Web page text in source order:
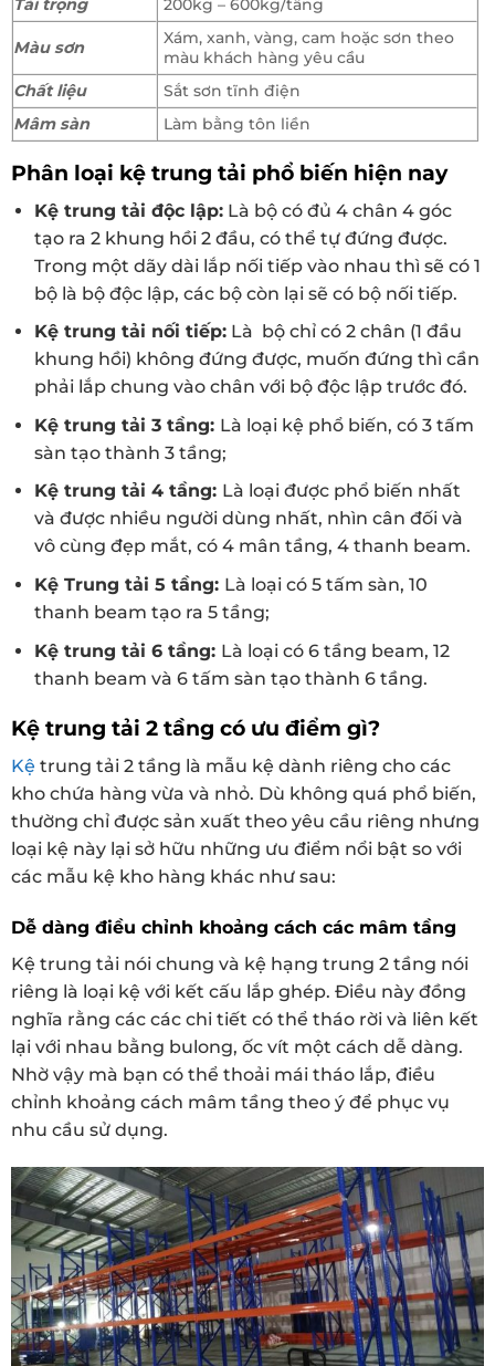
Tải trọng 200kg – 600kg/tầng
Màu sơn
Xám, xanh, vàng, cam hoặc sơn theo
màu khách hàng yêu cầu
Chất liệu
Sắt sơn tĩnh điện
Mâm sàn
Làm bằng tôn liền
Phân loại kệ trung tải phổ biến hiện nay
Kệ trung tải độc lập:Là bộ có đủ 4 chân 4 góc
tạo ra 2 khung hồi 2 đầu, có thể tự đứng được.
Trong một dãy dài lắp nối tiếp vào nhau thì sẽ có 1
bộ là bộ độc lập, các bộ còn lại sẽ có bộ nối tiếp.
Kệ trung tải nối tiếp:Là bộ chỉ có 2 chân (1 đầu
khung hồi) không đứng được, muốn đứng thì cần
phải lắp chung vào chân với bộ độc lập trước đó.
Kệ trung tải 3 tầng: Là loại kệ phổ biến, có 3 tấm
sàn tạo thành 3 tầng;
Kệ trung tải 4 tầng: Là loại được phổ biến nhất
và được nhiều người dùng nhất, nhìn cân đối và
vô cùng đẹp mắt, có 4 mân tầng, 4 thanh beam.
Kệ Trung tải 5 tầng: Là loại có 5 tấm sàn, 10
thanh beam tạo ra 5 tầng;
Kệ trung tải 6 tầng: Là loại có 6 tầng beam, 12
thanh beam và 6 tấm sàn tạo thành 6 tầng.
Kệ trung tải 2 tầng có ưu điểm gì?
Kệ trung tải 2 tầng là mẫu kệ dành riêng cho các
kho chứa hàng vừa và nhỏ. Dù không quá phổ biến,
thường chỉ được sản xuất theo yêu cầu riêng nhưng
loại kệ này lại sở hữu những ưu điểm nổi bật so với
các mẫu kệ kho hàng khác như sau:
Dễ dàng điều chỉnh khoảng cách các mâm tầng
Kệ trung tải nói chung và kệ hạng trung 2 tầng nói
riêng là loại kệ với kết cấu lắp ghép. Điều này đồng
nghĩa rằng các các chi tiết có thể tháo rời và liên kết
lại với nhau bằng bulong, ốc vít một cách dễ dàng.
Nhờ vậy mà bạn có thể thoải mái tháo lắp, điều
chỉnh khoảng cách mâm tầng theo ý để phục vụ
nhu cầu sử dụng.